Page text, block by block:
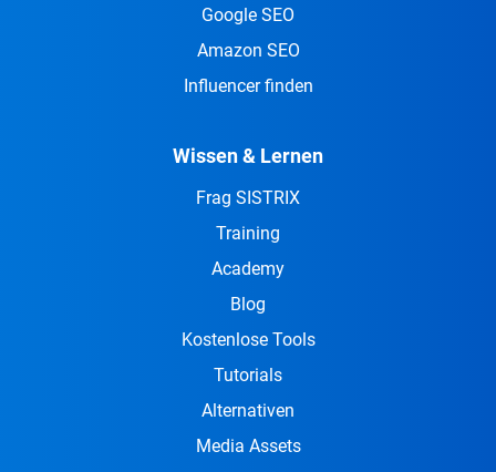
Google SEO
Amazon SEO
Influencer finden
Wissen & Lernen
Frag SISTRIX
Training
Academy
Blog
Kostenlose Tools
Tutorials
Alternativen
Media Assets